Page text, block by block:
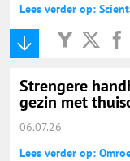
Lees verder op:
Strengere
gezin met
06.07.26
Lees verder op: